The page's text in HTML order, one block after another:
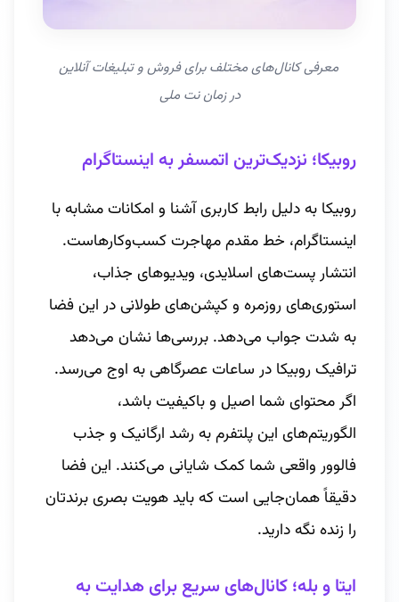
در زمان نت ملی
روبیکا؛ نزدیک‌ترین اتمسفر به اینستاگرام
روبیکا به دلیل رابط کاربری آشنا و امکانات مشابه با
اینستاگرام، خط مقدم مهاجرت کسب‌وکارهاست.
انتشار پست‌های اسلایدی، ویدیوهای جذاب،
استوری‌های روزمره و کپشن‌های طولانی در این فضا
به شدت جواب می‌دهد. بررسی‌ها نشان می‌دهد
ترافیک روبیکا در ساعات عصرگاهی به اوج می‌رسد.
اگر محتوای شما اصیل و باکیفیت باشد،
الگوریتم‌های این پلتفرم به رشد ارگانیک و جذب
فالوور واقعی شما کمک شایانی می‌کنند. این فضا
دقیقاً همان‌جایی است که باید هویت بصری برندتان
را زنده نگه دارید.
ایتا و بله؛ کانال‌های سریع برای هدایت به